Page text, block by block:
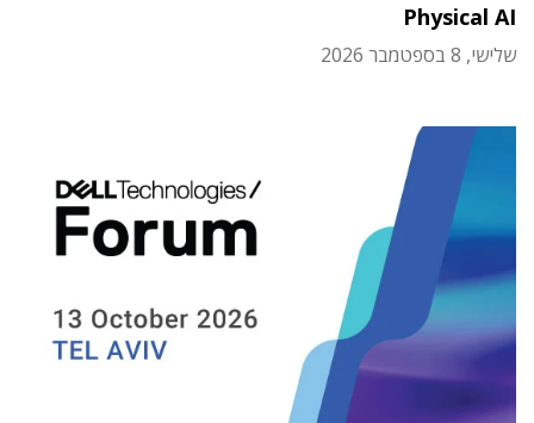
Physical AI
שלישי, 8 בספטמבר 2026